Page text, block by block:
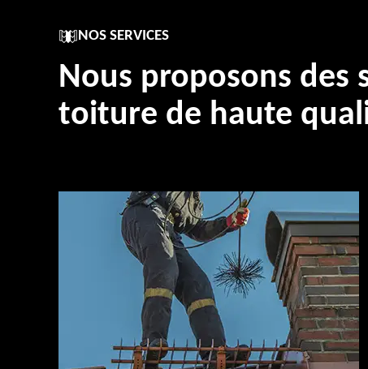
NOS SERVICES
Nous proposons des
toiture de haute